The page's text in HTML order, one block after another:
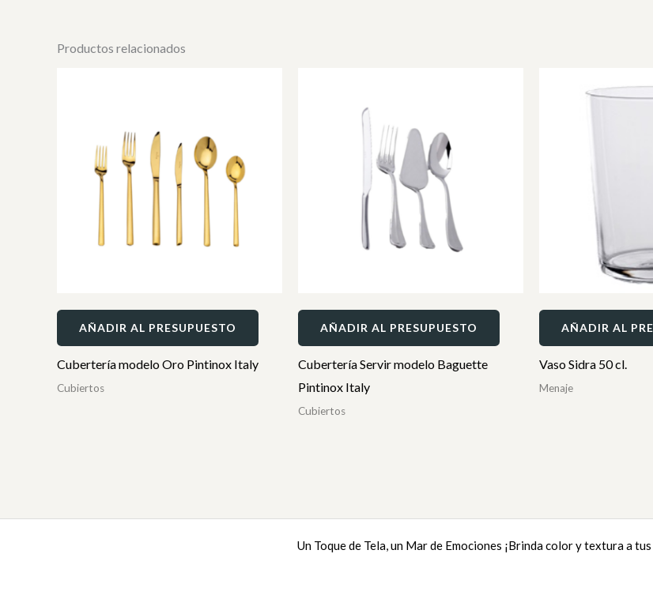
Productos relacionados
AÑADIR AL PRESUPUESTO
Cubertería modelo Oro Pintinox Italy
Cubiertos
AÑADIR AL PRESUPUESTO
Cubertería Servir modelo Baguette
Pintinox Italy
Cubiertos
AÑADIR AL
Vaso Sidra 50 cl.
Menaje
Un Toque de Tela, un Mar de Emociones ¡Brinda color y textura a